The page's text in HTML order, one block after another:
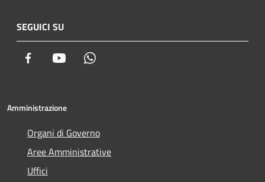
SEGUICI SU
Facebook Youtube
Amministrazione
Organi di Governo
Aree Amministrative
Uffici